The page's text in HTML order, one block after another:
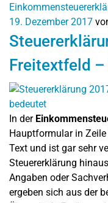
19. Dezember 2017
Freitextfeld –
In der
Hauptformular in
Text und ist gar sehr
Steuererklärung
Angaben oder
ergeben sich aus der